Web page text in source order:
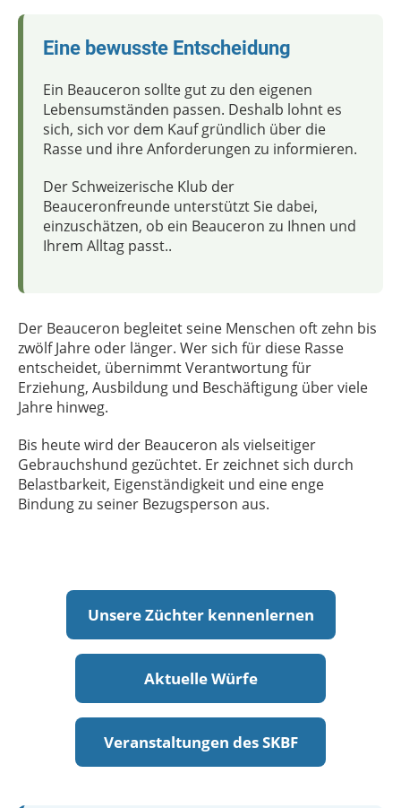
Eine bewusste Entscheidung
Ein Beauceron sollte gut zu den eigenen
Lebensumständen passen. Deshalb lohnt es
sich, sich vor dem Kauf gründlich über die
Rasse und ihre Anforderungen zu informieren.
Der Schweizerische Klub der
Beauceronfreunde unterstützt Sie dabei,
einzuschätzen, ob ein Beauceron zu Ihnen und
Ihrem Alltag passt..
Der Beauceron begleitet seine Menschen oft zehn bis
zwölf Jahre oder länger. Wer sich für diese Rasse
entscheidet, übernimmt Verantwortung für
Erziehung, Ausbildung und Beschäftigung über viele
Jahre hinweg.
Bis heute wird der Beauceron als vielseitiger
Gebrauchshund gezüchtet. Er zeichnet sich durch
Belastbarkeit, Eigenständigkeit und eine enge
Bindung zu seiner Bezugsperson aus.
Unsere Züchter kennenlernen
Aktuelle Würfe
Veranstaltungen des SKBF